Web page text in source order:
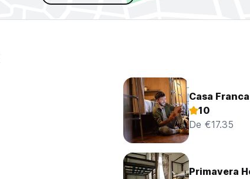
Casa
10
De €17.35
Primavera